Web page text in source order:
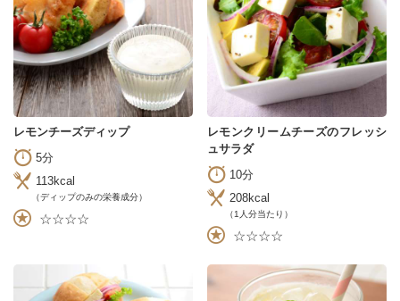
レモンチーズディップ
5分
113kcal
（ディップのみの栄養成分）
☆☆☆☆
レモンクリームチーズのフレッシ
ュサラダ
10分
208kcal
（1人分当たり）
☆☆☆☆